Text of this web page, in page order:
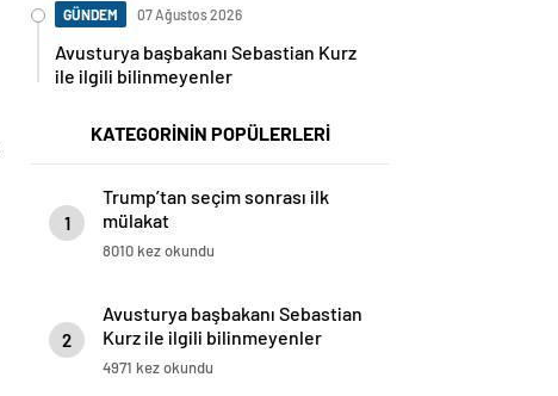
GÜNDEM 07 Ağustos 2026
Avusturya başbakanı Sebastian Kurz
ile ilgili bilinmeyenler
KATEGORİNİN POPÜLERLERİ
1
Trump’tan seçim sonrası ilk
mülakat
8010 kez okundu
2
Avusturya başbakanı Sebastian
Kurz ile ilgili bilinmeyenler
4971 kez okundu